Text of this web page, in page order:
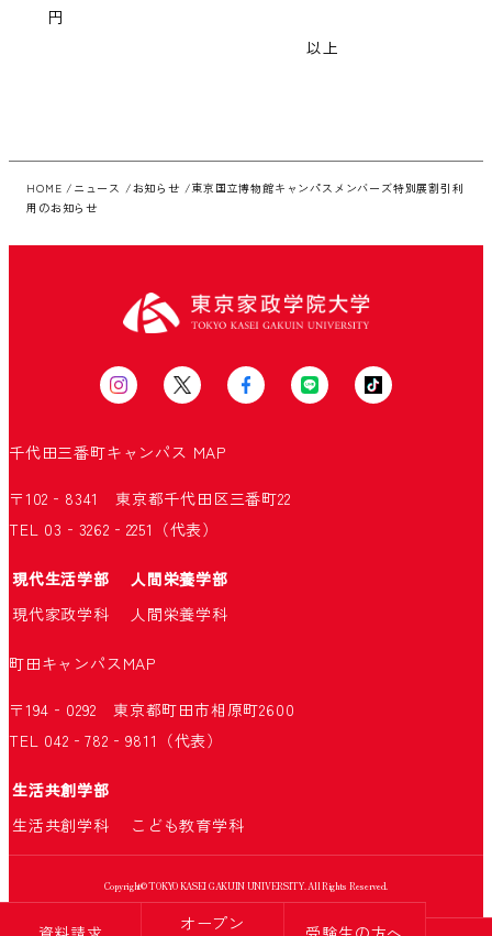
オープン
円
以上
HOME ニュース お知らせ
東京国立博物館キャンパスメンバーズ特別展割引利
用のお知らせ
千代田三番町キャンパス MAP
〒102‐8341 東京都千代田区三番町22
TEL 03‐3262‐2251（代表）
現代生活学部
人間栄養学部
現代家政学科
人間栄養学科
町田キャンパスMAP
〒194‐0292 東京都町田市相原町2600
TEL 042‐782‐9811（代表）
生活共創学部
生活共創学科
こども教育学科
Copyright© TOKYO KASEI GAKUIN UNIVERSITY. All Rights Reserved.